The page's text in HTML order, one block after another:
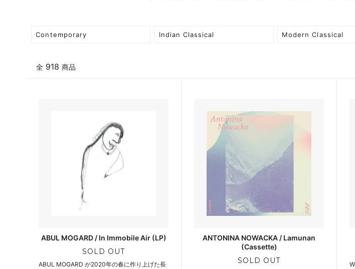
Contemporary Indian Classical Modern Classical
全 918 商品
ABUL MOGARD / In Immobile Air (LP)
SOLD OUT
ABUL MOGARD が2020年の春に作り上げた長
ANTONINA NOWACKA / Lamunan
(Cassette)
SOLD OUT